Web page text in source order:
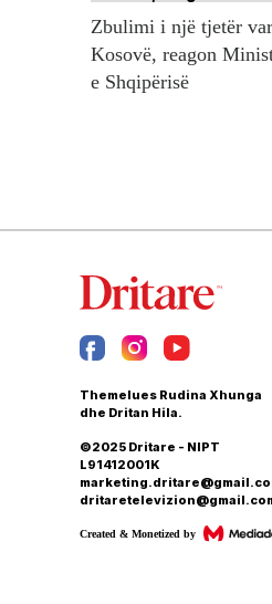
Zbulimi i një tjetër
Kosovë, reagon
e Shqipërisë
Themelues Rudina Xhunga
dhe Dritan Hila.
©2025 Dritare - NIPT
L91412001K
Created & Monetized by